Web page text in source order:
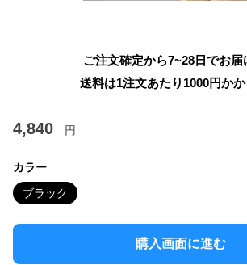
ご注文確定から7~28日でお届
送料は1注文あたり 1000円か
4,840 円
カラー
ブラック
購入画面に進む